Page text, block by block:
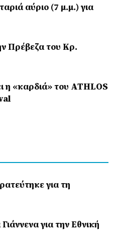
αύριο (7 μ.μ.) για
Πρέβεζα του Κρ.
η «καρδιά» του ATHLOS
για τη
για την Εθνική